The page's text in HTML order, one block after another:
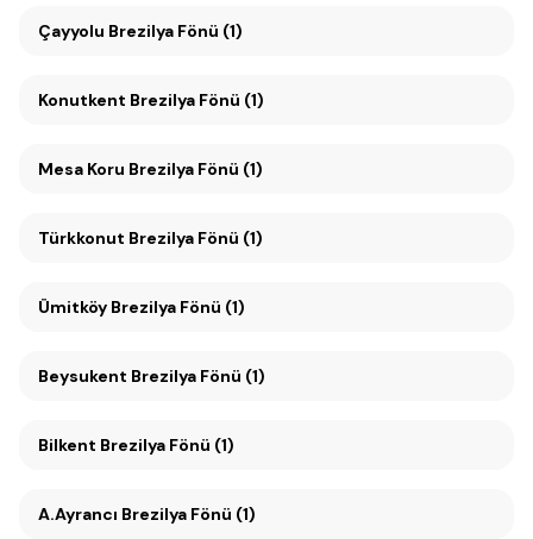
Çayyolu Brezilya Fönü (1)
Konutkent Brezilya Fönü (1)
Mesa Koru Brezilya Fönü (1)
Türkkonut Brezilya Fönü (1)
Ümitköy Brezilya Fönü (1)
Beysukent Brezilya Fönü (1)
Bilkent Brezilya Fönü (1)
A.Ayrancı Brezilya Fönü (1)